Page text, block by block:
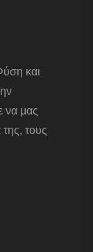
και
να μας
τους